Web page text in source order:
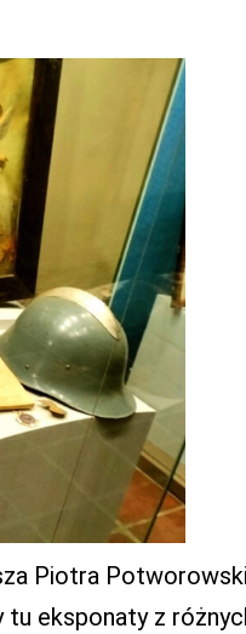
Piotra
tu eksponaty z